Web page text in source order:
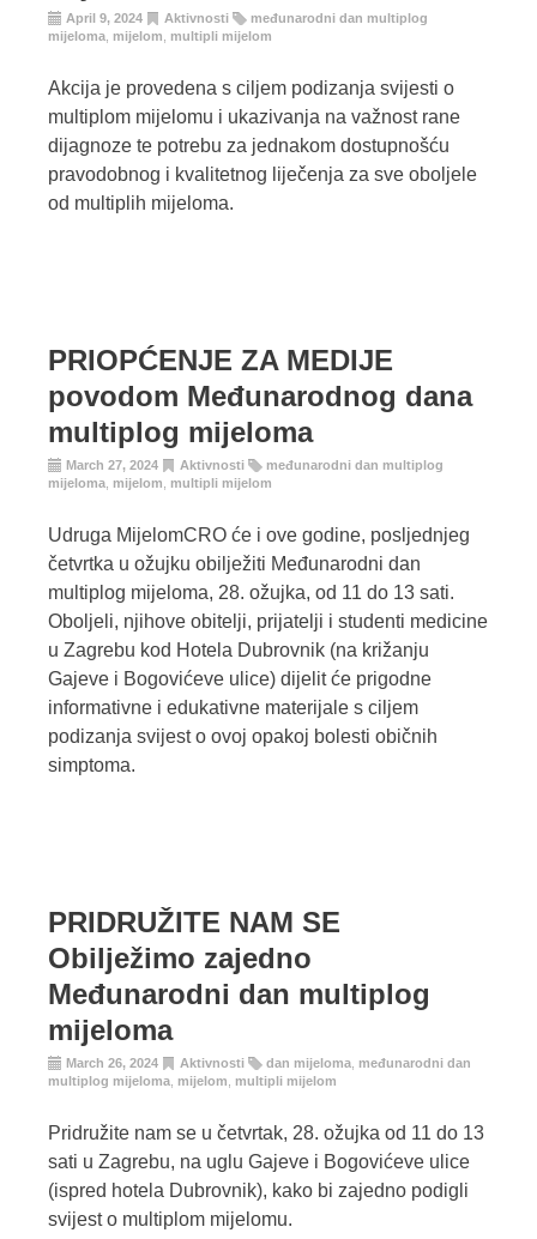
April 9, 2024 Aktivnosti
međunarodni dan multiplog
mijeloma mijelom multipli mijelom
Akcija je provedena s ciljem podizanja svijesti o
multiplom mijelomu i ukazivanja na važnost rane
dijagnoze te potrebu za jednakom dostupnošću
pravodobnog i kvalitetnog liječenja za sve oboljele
od multiplih mijeloma.
PRIOPĆENJE ZA MEDIJE
povodom Međunarodnog dana
multiplog mijeloma
March 27, 2024 Aktivnosti
međunarodni dan multiplog
mijeloma mijelom multipli mijelom
Udruga MijelomCRO će i ove godine, posljednjeg
četvrtka u ožujku obilježiti Međunarodni dan
multiplog mijeloma, 28. ožujka, od 11 do 13 sati.
Oboljeli, njihove obitelji, prijatelji i studenti medicine
u Zagrebu kod Hotela Dubrovnik (na križanju
Gajeve i Bogovićeve ulice) dijelit će prigodne
informativne i edukativne materijale s ciljem
podizanja svijest o ovoj opakoj bolesti običnih
simptoma.
PRIDRUŽITE NAM SE
Obilježimo zajedno
Međunarodni dan multiplog
mijeloma
March 26, 2024 Aktivnosti dan mijeloma međunarodni dan
multiplog mijeloma mijelom multipli mijelom
Pridružite nam se u četvrtak, 28. ožujka od 11 do 13
sati u Zagrebu, na uglu Gajeve i Bogovićeve ulice
(ispred hotela Dubrovnik), kako bi zajedno podigli
svijest o multiplom mijelomu.